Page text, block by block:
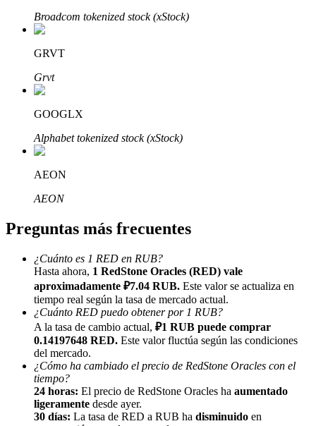
Afiliados de Bitrue
¡Hasta un 65% de comisiones!
Referencia
Invita a un amigo para recibir recompensas en efectivo
Deposit CASHCAT & Win
Broadcom tokenized stock (xStock)
GRVT
Grvt
GOOGLX
Alphabet tokenized stock (xStock)
AEON
AEON
Preguntas más frecuentes
¿Cuánto es 1 RED en RUB?
Hasta ahora, 1 RedStone Oracles (RED) vale
aproximadamente ₽7.04 RUB. Este valor se actualiza en
tiempo real según la tasa de mercado actual.
¿Cuánto RED puedo obtener por 1 RUB?
A la tasa de cambio actual, ₽1 RUB puede comprar
0.14197648 RED. Este valor fluctúa según las condiciones
del mercado.
¿Cómo ha cambiado el precio de RedStone Oracles con el
tiempo?
24 horas: El precio de RedStone Oracles ha aumentado
ligeramente desde ayer.
30 días: La tasa de RED a RUB ha disminuido en